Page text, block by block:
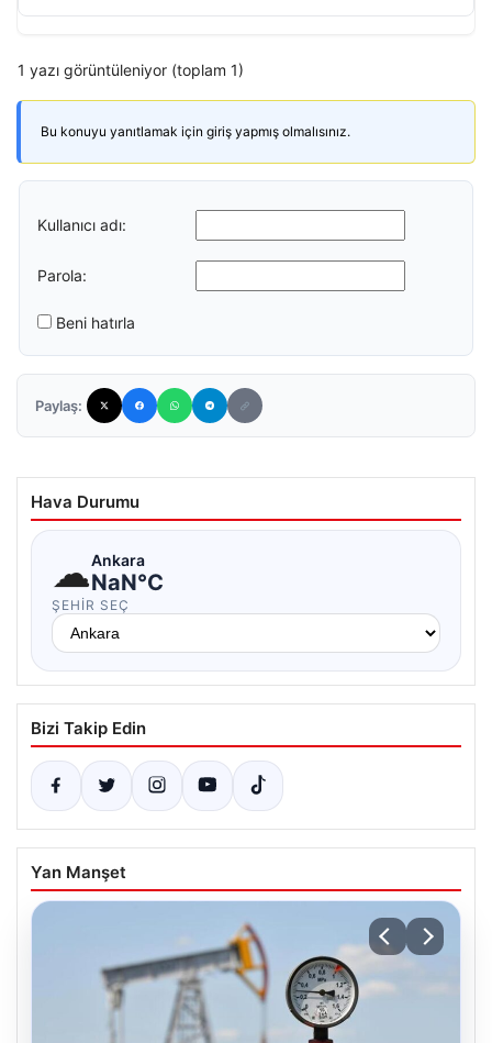
1 yazı görüntüleniyor (toplam 1)
Bu konuyu yanıtlamak için giriş yapmış olmalısınız.
Kullanıcı adı:
Parola:
Beni hatırla
Paylaş:
Hava Durumu
☁Ankara
NaN°C
ŞEHIR SEÇ
Bizi Takip Edin
Yan Manşet